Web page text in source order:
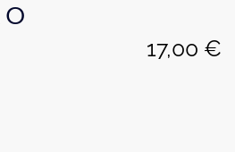
17,00 €